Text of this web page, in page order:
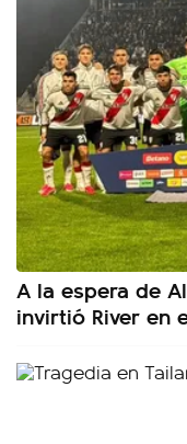
A la espera de
invirtió River en